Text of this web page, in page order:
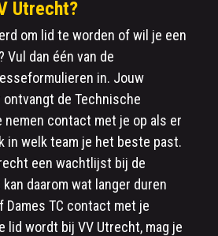
Utrecht?
om lid te worden of wil je een
Vul dan één van de
in. Jouw
de Technische
nemen contact met je op als er
in welk team je het beste past.
een wachtlijst bij de
daarom wat langer duren
Dames TC contact met je
lid wordt bij VV Utrecht, mag je